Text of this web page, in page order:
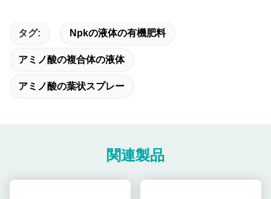
タグ: Npkの液体の有機肥料
アミノ酸の複合体の液体
アミノ酸の葉状スプレー
関連製品